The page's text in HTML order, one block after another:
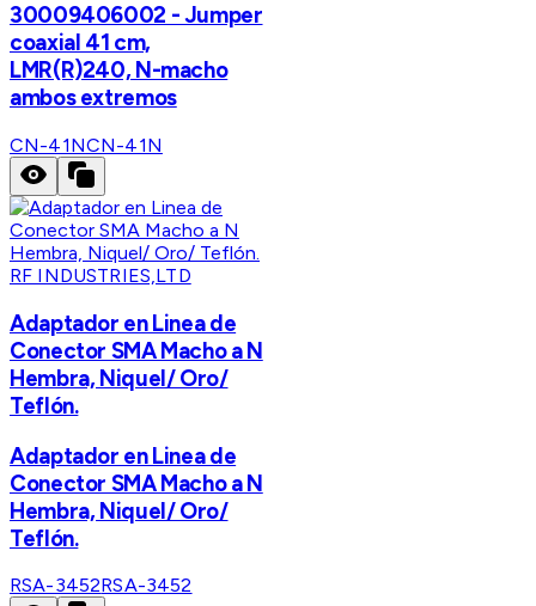
30009406002 - Jumper
coaxial 41 cm,
LMR(R)240, N-macho
ambos extremos
CN-41NCN-41N
RF INDUSTRIES,LTD
Adaptador en Linea de
Conector SMA Macho a N
Hembra, Niquel/ Oro/
Teflón.
Adaptador en Linea de
Conector SMA Macho a N
Hembra, Niquel/ Oro/
Teflón.
RSA-3452RSA-3452